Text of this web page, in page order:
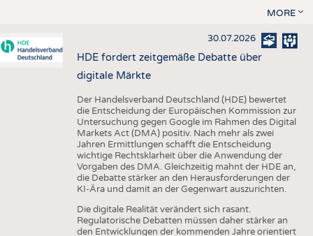
MORE
30.07.2026
HDE fordert zeitgemäße Debatte über
digitale Märkte
Der Handelsverband Deutschland (HDE) bewertet
die Entscheidung der Europäischen Kommission zur
Untersuchung gegen Google im Rahmen des Digital
Markets Act (DMA) positiv. Nach mehr als zwei
Jahren Ermittlungen schafft die Entscheidung
wichtige Rechtsklarheit über die Anwendung der
Vorgaben des DMA. Gleichzeitig mahnt der HDE an,
die Debatte stärker an den Herausforderungen der
KI-Ära und damit an der Gegenwart auszurichten.
Die digitale Realität verändert sich rasant.
Regulatorische Debatten müssen daher stärker an
den Entwicklungen der kommenden Jahre orientiert